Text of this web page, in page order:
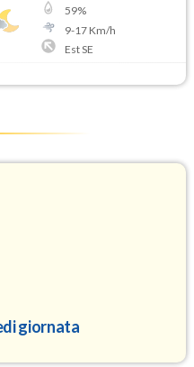
59%
9-17Km/h
Est SE
giornata